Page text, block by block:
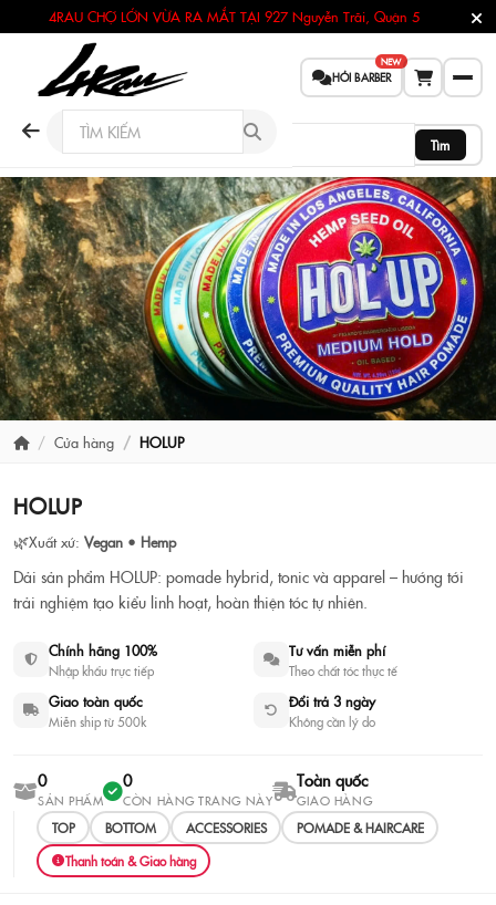
4RAU CHỢ LỚN VỪA RA MẮT TẠI 927 Nguyễn Trãi, Quận 5
HỎI BARBER
NEW
Tìm
HOLUP Pomade | Sáp & grooming
tonic chính hãng
🌿Vegan • Hemp·0 sản phẩm
Xem sản phẩm Tư vấn chọn nhanh
Cửa hàng HOLUP
HOLUP
🌿Xuất xứ: Vegan • Hemp
Dải sản phẩm HOLUP: pomade hybrid, tonic và apparel – hướng tới
trải nghiệm tạo kiểu linh hoạt, hoàn thiện tóc tự nhiên.
Chính hãng 100%
Nhập khẩu trực tiếp
Tư vấn miễn phí
Theo chất tóc thực tế
Giao toàn quốc
Miễn ship từ 500k
Đổi trả 3 ngày
Không cần lý do
0
SẢN PHẨM
0
CÒN HÀNG TRANG NÀY
Toàn quốc
GIAO HÀNG
TOP BOTTOM ACCESSORIES
POMADE & HAIRCARE
Thanh toán & Giao hàng